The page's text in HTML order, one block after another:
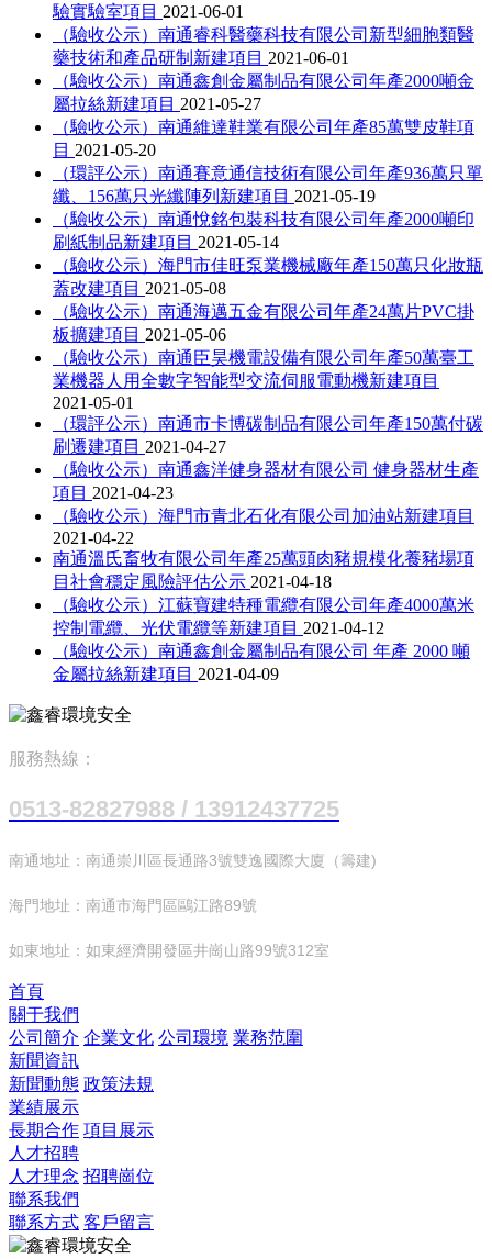
驗實驗室項目 2021-06-01
（驗收公示）南通睿科醫藥科技有限公司新型細胞類醫
藥技術和產品研制新建項目 2021-06-01
（驗收公示）南通鑫創金屬制品有限公司年產2000噸金
屬拉絲新建項目 2021-05-27
（驗收公示）南通維達鞋業有限公司年產85萬雙皮鞋項
目 2021-05-20
（環評公示）南通賽意通信技術有限公司年產936萬只單
纖、156萬只光纖陣列新建項目 2021-05-19
（驗收公示）南通悅銘包裝科技有限公司年產2000噸印
刷紙制品新建項目 2021-05-14
（驗收公示）海門市佳旺泵業機械廠年產150萬只化妝瓶
蓋改建項目 2021-05-08
（驗收公示）南通海邁五金有限公司年產24萬片PVC掛
板擴建項目 2021-05-06
（驗收公示）南通臣昊機電設備有限公司年產50萬臺工
業機器人用全數字智能型交流伺服電動機新建項目
2021-05-01
（環評公示）南通市卡博碳制品有限公司年產150萬付碳
刷遷建項目 2021-04-27
（驗收公示）南通鑫洋健身器材有限公司 健身器材生產
項目 2021-04-23
（驗收公示）海門市青北石化有限公司加油站新建項目
2021-04-22
南通溫氏畜牧有限公司年產25萬頭肉豬規模化養豬場項
目社會穩定風險評估公示 2021-04-18
（驗收公示）江蘇寶建特種電纜有限公司年產4000萬米
控制電纜、光伏電纜等新建項目 2021-04-12
（驗收公示）南通鑫創金屬制品有限公司 年產 2000 噸
金屬拉絲新建項目 2021-04-09
服務熱線：
0513-82827988 / 13912437725
南通地址：南通崇川區長通路3號雙逸國際大廈（籌建)
海門地址：南通市海門區鷗江路89號
如東地址：如東經濟開發區井崗山路99號312室
首頁
關于我們
公司簡介 企業文化 公司環境 業務范圍
新聞資訊
新聞動態 政策法規
業績展示
長期合作 項目展示
人才招聘
人才理念 招聘崗位
聯系我們
聯系方式 客戶留言